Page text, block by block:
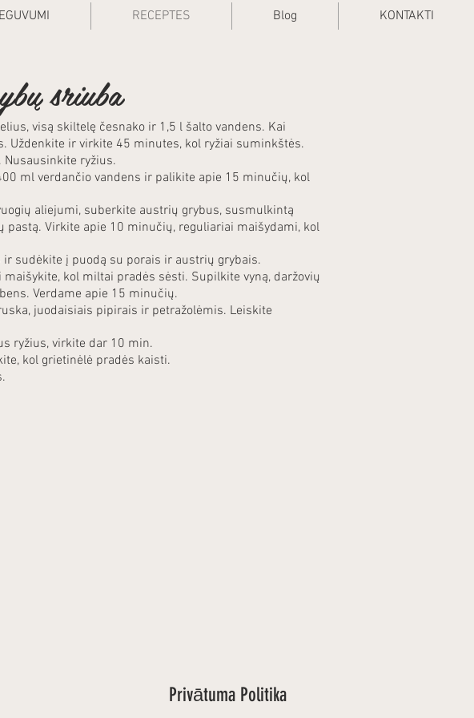
RECEPTES Blog KONTAKTI
sriuba
visą skiltelę česnako ir 1,5 l šalto vandens. Kai
Uždenkite ir virkite 45 minutes, kol ryžiai suminkštės.
ryžius.
ml verdančio vandens ir palikite apie 15 minučių, kol
aliejumi, suberkite austrių grybus, susmulkintą
pastą. Virkite apie 10 minučių, reguliariai maišydami, kol
sudėkite į puodą su porais ir austrių grybais.
kol miltai pradės sėsti. Supilkite vyną, daržovių
Verdame apie 15 minučių.
juodaisiais pipirais ir petražolėmis. Leiskite
ryžius, virkite dar 10 min.
kol grietinėlė pradės kaisti.
Privātuma Politika